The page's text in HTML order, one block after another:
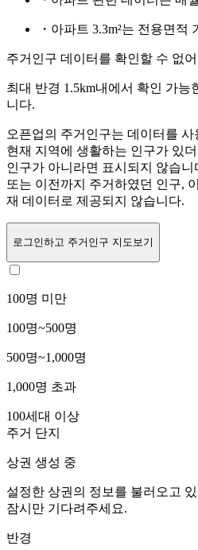
・아파트 3.3m²는 전용면적
주거인구 데이터를 확인할 수 없
최대 반경 1.5km내에서 확인 가능
니다.
오픈업의 주거인구는 데이터를 사
현재 지역에 생활하는 인구가 있
인구가 아니라면 표시되지 않습니
또는 이전까지 주거하였던 인구,
재 데이터로 제공되지 않습니다.
로그인하고 주거인구 지도보기
100명 미만
100명~500명
500명~1,000명
1,000명 초과
100세대 이상
주거 단지
상권 생성 중
설정한 상권의 정보를 불러오고
잠시만 기다려주세요.
반경